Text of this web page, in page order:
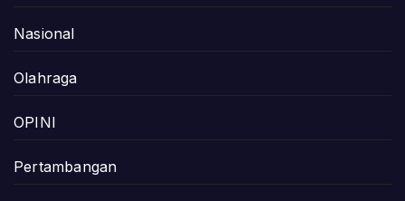
Nasional
Olahraga
OPINI
Pertambangan